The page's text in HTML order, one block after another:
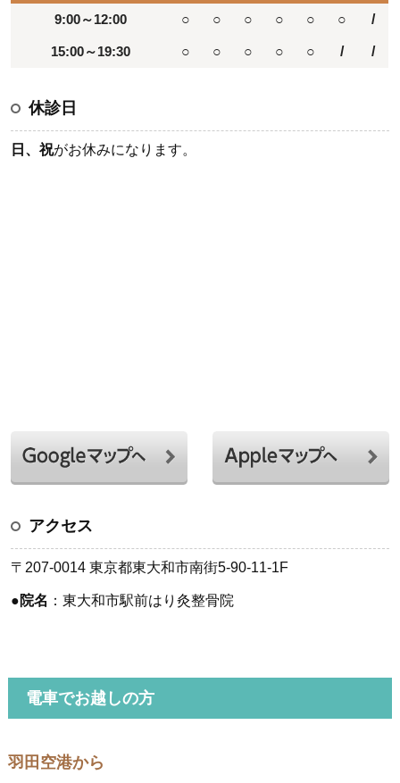
9:00～12:00 ○ ○ ○ ○ ○ ○ /
15:00～19:30 ○ ○ ○ ○ ○ / /
休診日
日、祝がお休みになります。
アクセス
〒207-0014 東京都東大和市南街5-90-11-1F
●院名 ：東大和市駅前はり灸整骨院
電車でお越しの方
羽田空港から